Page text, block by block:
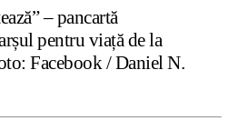
– pancartă
pentru viață de la
Facebook / Daniel N.